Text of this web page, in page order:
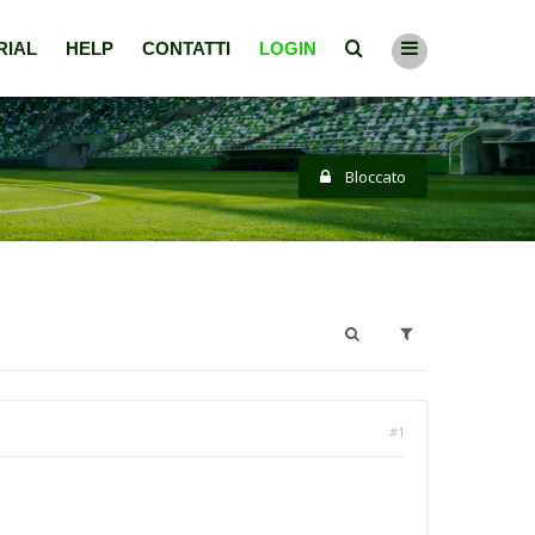
HELP CONTATTI LOGIN
Bloccato
#1